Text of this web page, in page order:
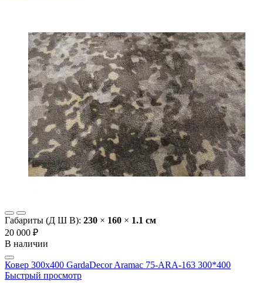
Габариты (Д Ш В): 230 × 160 × 1.1 cм
20 000 ₽
В наличии
Ковер 300х400 GardaDecor Aramac 75-ARA-163 300*400
Быстрый просмотр